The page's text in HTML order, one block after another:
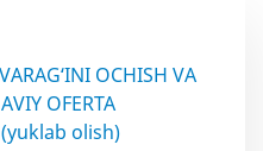
OCHISH VA
OFERTA
(yuklab olish)